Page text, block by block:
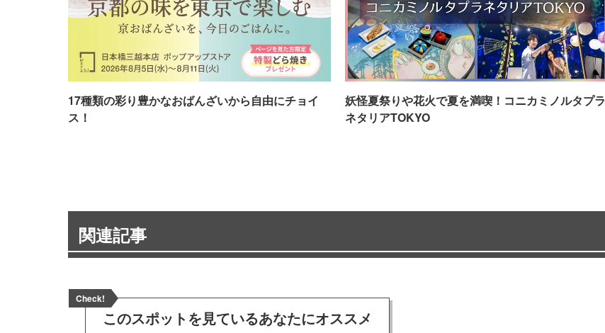
17種類の彩り豊かなおばんざいから自由にチョイ
ス！
妖怪夏祭りや花火で夏を満喫！コニカミノルタプラ
ネタリアTOKYO
関連記事
Check!
このスポットを見ているあなたにオススメ